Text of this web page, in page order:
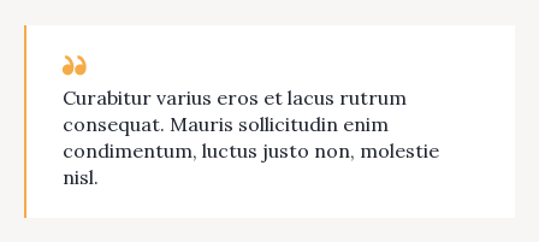
Curabitur varius eros et lacus rutrum
consequat. Mauris sollicitudin enim
condimentum, luctus justo non, molestie
nisl.